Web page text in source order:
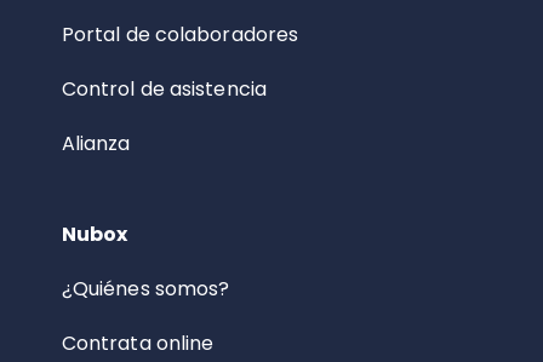
Portal de colaboradores
Control de asistencia
Alianza
Nubox
¿Quiénes somos?
Contrata online